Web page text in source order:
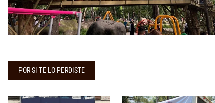
POR SI TE LO PERDISTE